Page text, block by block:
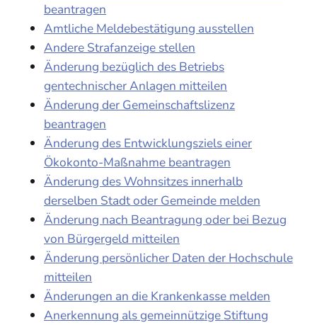
beantragen
Amtliche Meldebestätigung ausstellen
Andere Strafanzeige stellen
Änderung bezüglich des Betriebs
gentechnischer Anlagen mitteilen
Änderung der Gemeinschaftslizenz
beantragen
Änderung des Entwicklungsziels einer
Ökokonto-Maßnahme beantragen
Änderung des Wohnsitzes innerhalb
derselben Stadt oder Gemeinde melden
Änderung nach Beantragung oder bei Bezug
von Bürgergeld mitteilen
Änderung persönlicher Daten der Hochschule
mitteilen
Änderungen an die Krankenkasse melden
Anerkennung als gemeinnützige Stiftung